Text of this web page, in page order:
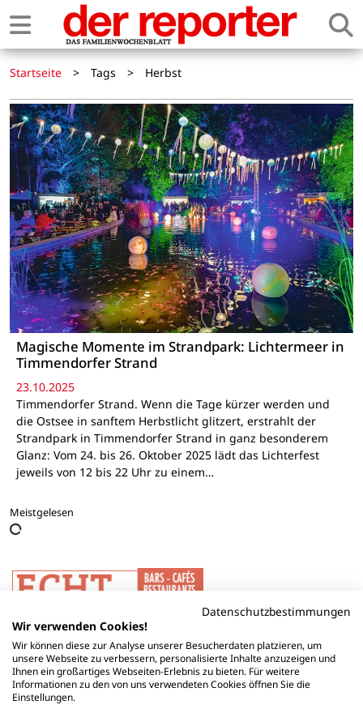
Startseite > Tags > Herbst
Magische Momente im Strandpark: Lichtermeer in
Timmendorfer Strand
23.10.2025
Timmendorfer Strand. Wenn die Tage kürzer werden und
die Ostsee in sanftem Herbstlicht glitzert, erstrahlt der
Strandpark in Timmendorfer Strand in ganz besonderem
Glanz: Vom 24. bis 26. Oktober 2025 lädt das Lichterfest
jeweils von 12 bis 22 Uhr zu einem…
Meistgelesen
Datenschutzbestimmungen
Wir verwenden Cookies!
Wir können diese zur Analyse unserer Besucherdaten platzieren, um
unsere Webseite zu verbessern, personalisierte Inhalte anzuzeigen und
Ihnen ein großartiges Webseiten-Erlebnis zu bieten. Für weitere
Informationen zu den von uns verwendeten Cookies öffnen Sie die
Einstellungen.